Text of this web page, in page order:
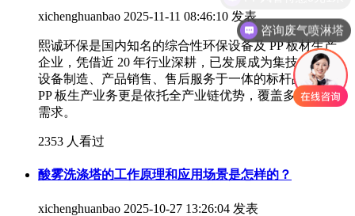
xichenghuanbao 2025-11-11 08:46:10 发表
熙诚环保是国内知名的综合性环保设备及 PP 板材生产
企业，凭借近 20 年行业深耕，已发展成为集技术研发、
设备制造、产品销售、售后服务于一体的标杆品牌，其
PP 板生产业务更是依托全产业链优势，覆盖多场景应用
需求。
2353 人看过
酸雾洗涤塔的工作原理和应用场景是怎样的？
xichenghuanbao 2025-10-27 13:26:04 发表
咨询废气喷淋塔